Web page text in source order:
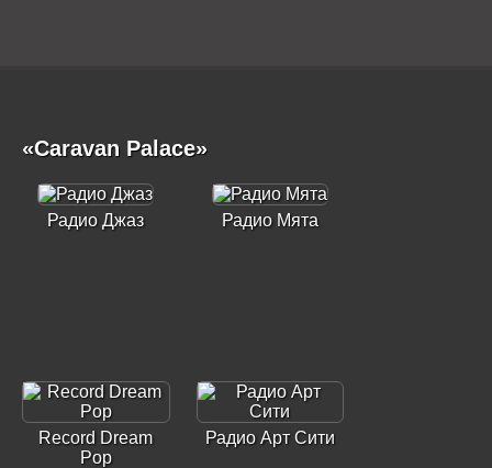
«Caravan Palace»
Радио Джаз Радио Мята
Record Dream
Pop
Радио Арт Сити